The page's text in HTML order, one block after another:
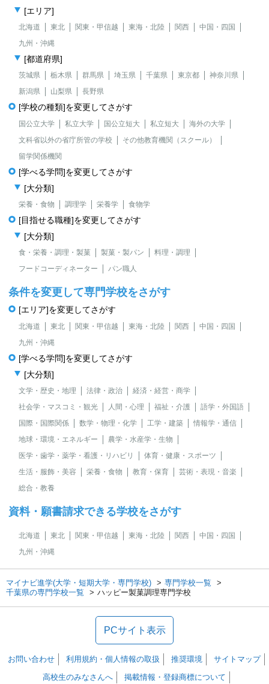
[エリア]
北海道 東北 関東・甲信越 東海・北陸 関西
中国・四国
九州・沖縄
[都道府県]
茨城県 栃木県 群馬県 埼玉県 千葉県 東京都
神奈川県
新潟県
山梨県 長野県
[学校の種類]を変更してさがす
国公立大学 私立大学 国公立短大 私立短大
海外の大学
文科省以外の省庁所管の学校
その他教育機関（スクール）
留学関係機関
[学べる学問]を変更してさがす
[大分類]
栄養・食物 調理学 栄養学 食物学
[目指せる職種]を変更してさがす
[大分類]
食・栄養・調理・製菓 製菓・製パン
料理・調理
フードコーディネーター
パン職人
条件を変更して専門学校をさがす
[エリア]を変更してさがす
北海道 東北 関東・甲信越 東海・北陸 関西
中国・四国
九州・沖縄
[学べる学問]を変更してさがす
[大分類]
文学・歴史・地理 法律・政治
経済・経営・商学
社会学・マスコミ・観光
人間・心理 福祉・介護
語学・外国語
国際・国際関係
数学・物理・化学 工学・建築
情報学・通信
地球・環境・エネルギー
農学・水産学・生物
医学・歯学・薬学・看護・リハビリ
体育・健康・スポーツ
生活・服飾・美容
栄養・食物 教育・保育
芸術・表現・音楽
総合・教養
資料・願書請求できる学校をさがす
北海道 東北 関東・甲信越 東海・北陸 関西
中国・四国
九州・沖縄
マイナビ進学(大学・短期大学・専門学校)
専門学校一覧
千葉県の専門学校一覧
ハッピー製菓調理専門学校
PCサイト表示
お問い合わせ 利用規約・個人情報の取扱 推奨環境
サイトマップ
高校生のみなさんへ
掲載情報・登録商標について